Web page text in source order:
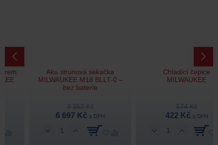
Aku strunová sekačka
MILWAUKEE M18 BLLT-0 –
bez baterie
8 353 Kč
6 697 Kč s DPH
Chladící čepice
MILWAUKEE
422 Kč s DPH